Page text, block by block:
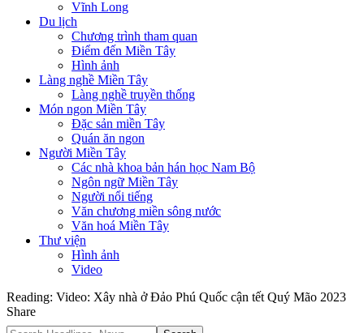
Vĩnh Long
Du lịch
Chương trình tham quan
Điểm đến Miền Tây
Hình ảnh
Làng nghề Miền Tây
Làng nghề truyền thống
Món ngon Miền Tây
Đặc sản miền Tây
Quán ăn ngon
Người Miền Tây
Các nhà khoa bản hán học Nam Bộ
Ngôn ngữ Miền Tây
Người nổi tiếng
Văn chương miền sông nước
Văn hoá Miền Tây
Thư viện
Hình ảnh
Video
Reading: Video: Xây nhà ở Đảo Phú Quốc cận tết Quý Mão 2023
Share